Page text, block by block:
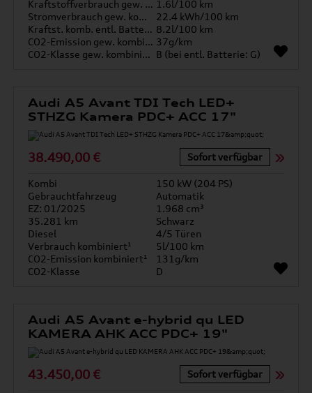
Kraftstoffverbrauch gew. kombiniert 1.6l/100 km
Stromverbrauch gew. kombiniert
22.4 kWh/100 km
Kraftst. komb. entl. Batterie 8.2l/100 km
CO2-Emission gew. kombiniert 37g/km
CO2-Klasse gew. kombiniert B (bei entl. Batterie: G)
Audi A5 Avant TDI Tech LED+
STHZG Kamera PDC+ ACC 17"
38.490,00 € Sofort verfügbar
Kombi
150 kW (204 PS)
Gebrauchtfahrzeug
Automatik
EZ: 01/2025
1.968 cm³
35.281 km
Schwarz
Diesel
4/5 Türen
Verbrauch kombiniert¹
5l/100 km
CO2-Emission kombiniert¹
131g/km
CO2-Klasse
D
Audi A5 Avant e-hybrid qu LED
KAMERA AHK ACC PDC+ 19"
43.450,00 € Sofort verfügbar